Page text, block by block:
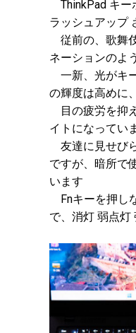
ThinkPad キー
ラッシュアップ
従前の、歌舞
ネーションのよ
一新、光がキ
の輝度は高めに
目の疲労を抑
イトになってい
友達に見せび
ですが、暗所で
います
Fnキーを押し
で、消灯 弱点灯